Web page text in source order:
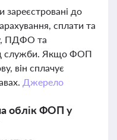
зареєстровані до
сплати та
ПДФО та
служби. Якщо ФОП
він сплачує
Джерело
облік ФОП у